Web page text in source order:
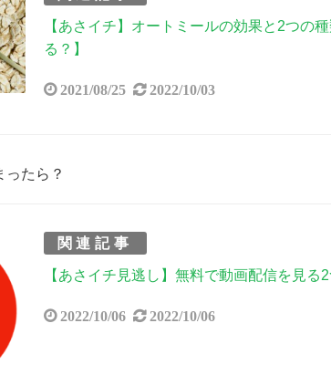
【あさイチ】オートミールの効果と2つの
る？】
2021/08/25 2022/10/03
ったら？
関連記事
【あさイチ見逃し】無料で動画配信を見る
2022/10/06 2022/10/06